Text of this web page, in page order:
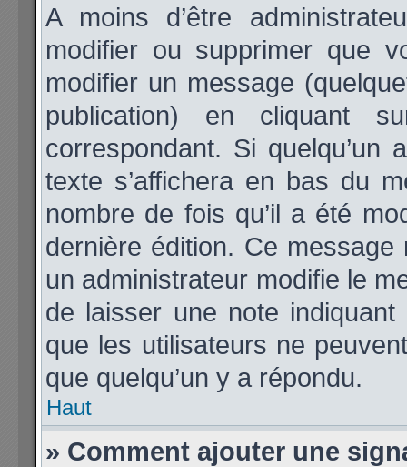
A moins d’être
modifier ou supprimer que
modifier un message
publication) en cliquant
correspondant. Si
texte s’affichera en bas du
nombre de fois qu’il a été
dernière édition. Ce
un administrateur modifie le
de laisser une note
que les utilisateurs ne
que quelqu’un y a répondu.
Haut
» Comment ajouter une